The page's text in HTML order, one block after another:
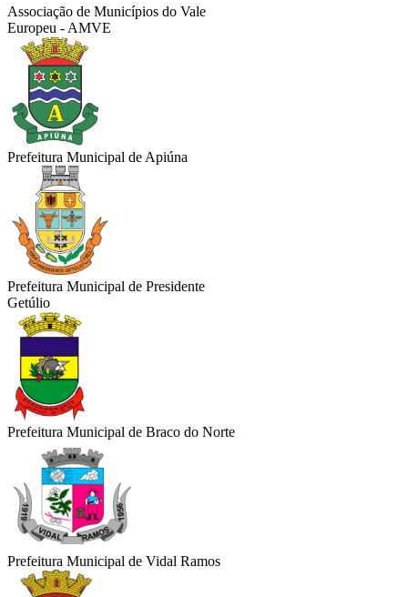
Associação de Municípios do Vale
Europeu - AMVE
Prefeitura Municipal de Apiúna
Prefeitura Municipal de Presidente
Getúlio
Prefeitura Municipal de Braco do Norte
Prefeitura Municipal de Vidal Ramos